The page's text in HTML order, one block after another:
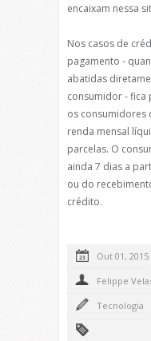
encaixam nessa
Nos casos de
pagamento -
abatidas
consumidor -
os consumidores
renda mensal
parcelas. O
ainda 7 dias a
ou do
crédito.
Out 01, 2015
Felippe
Tecnologia